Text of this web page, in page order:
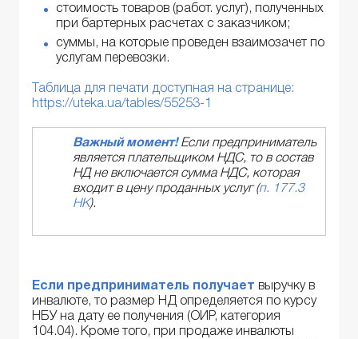
стоимость товаров (работ. услуг), полученных
при бартерных расчетах с заказчиком;
суммы, на которые проведен взаимозачет по
услугам перевозки.
Таблица для печати доступная на странице:
https://uteka.ua/tables/55253-1
Важный момент!Если предприниматель
является плательщиком НДС, то в состав
НД не включается сумма НДС, которая
входит в цену проданных услуг (п. 177.3
НК).
Если предприниматель получает выручку в
инвалюте, то размер НД определяется по курсу
НБУ на дату ее получения (ОИР, категория
104.04). Кроме того, при продаже инвалюты